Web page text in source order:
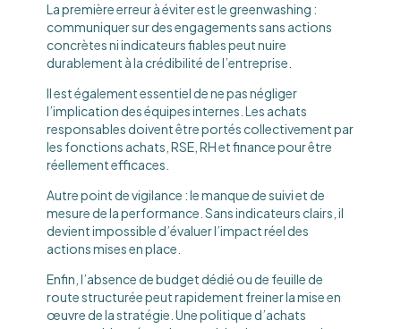
La première erreur à éviter est le greenwashing :
communiquer sur des engagements sans actions
concrètes ni indicateurs fiables peut nuire
durablement à la crédibilité de l’entreprise.
Il est également essentiel de ne pas négliger
l’implication des équipes internes. Les achats
responsables doivent être portés collectivement par
les fonctions achats, RSE, RH et finance pour être
réellement efficaces.
Autre point de vigilance : le manque de suivi et de
mesure de la performance. Sans indicateurs clairs, il
devient impossible d’évaluer l’impact réel des
actions mises en place.
Enfin, l’absence de budget dédié ou de feuille de
route structurée peut rapidement freiner la mise en
œuvre de la stratégie. Une politique d’achats